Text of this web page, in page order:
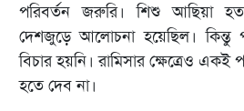
পরিবর্তন জরুরি। শিশু আছিয়া
দেশজুড়ে আলোচনা হয়েছিল। কিন্তু
বিচার হয়নি। রামিসার ক্ষেত্রেও
হতে দেব না।